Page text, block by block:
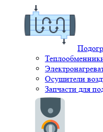
Осушители
Запчасти для